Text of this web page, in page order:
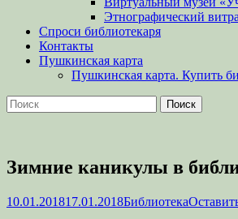
Этнографический
Спроси библиотекаря
Контакты
Пушкинская карта
Пушкинская карта. Купить
Поиск
Найти:
Зимние каникулы в
Опубликовано
10.01.201817.01.2018Автор
Библиотека